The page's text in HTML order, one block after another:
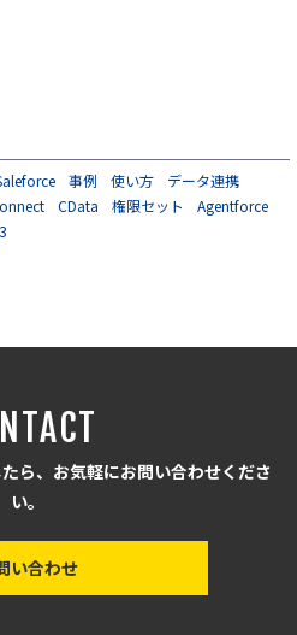
事例 使い方
データ連携
CData 権限セット
Agentforce
ら、お気軽にお問い合わせくださ
い。
い合わせ